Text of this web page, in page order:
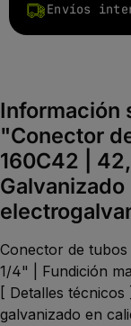
Envíos
Información
"Conector
160C42 |
Conector de
1/4" | Fundición
[ Detalles
galvanizado en